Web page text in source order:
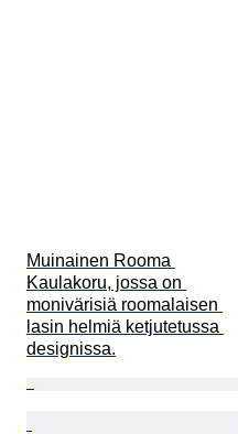
Muinainen Rooma
Kaulakoru, jossa on
monivärisiä roomalaisen
lasin helmiä ketjutetussa
designissa.